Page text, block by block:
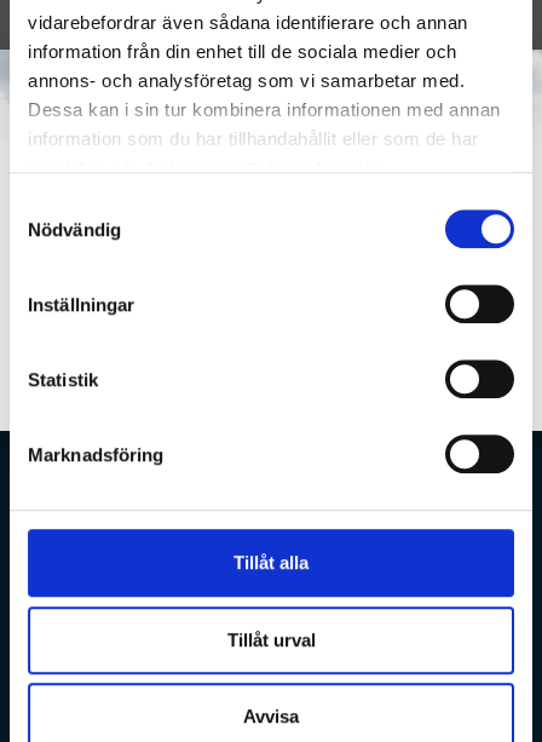
vidarebefordrar även sådana identifierare och annan
information från din enhet till de sociala medier och
annons- och analysföretag som vi samarbetar med.
Dessa kan i sin tur kombinera informationen med annan
information som du har tillhandahållit eller som de har
Nödvändig
Inställningar
Statistik
Marknadsföring
Tillåt alla
Tillåt urval
Avvisa
Hur avslutar jag mitt månadsgivande?
KONTAKTA OSS
Registrera dig för de senaste nyheterna från Islamic Relief
Jag accepterar hantering av personuppgifter enligt
idag och som vill öka sin månadsgåva. Är du inte